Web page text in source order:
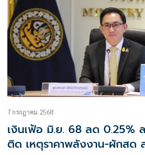
7 กรกฎาคม 2568
เงินเฟ้อ มิ.ย. 68 ลด 0.25%
ติด เหตุราคาพลังงาน-ผักสด